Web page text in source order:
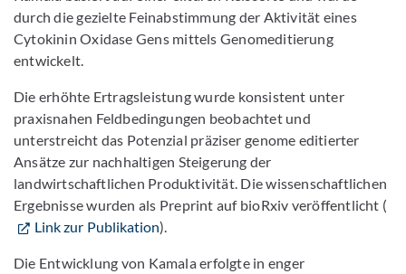
durch die gezielte Feinabstimmung der Aktivität eines
Cytokinin Oxidase Gens mittels Genomeditierung
entwickelt.
Die erhöhte Ertragsleistung wurde konsistent unter
praxisnahen Feldbedingungen beobachtet und
unterstreicht das Potenzial präziser genome editierter
Ansätze zur nachhaltigen Steigerung der
landwirtschaftlichen Produktivität. Die wissenschaftlichen
Ergebnisse wurden als Preprint auf bioRxiv veröffentlicht (
Link zur Publikation).
Die Entwicklung von Kamala erfolgte in enger